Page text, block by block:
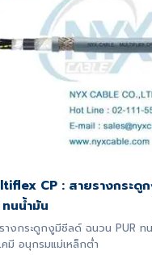
CP : สายรางกระดู
นน้ำมัน
างกระดูกงูมีชีลด์ ฉนวน PUR ท
คมี อนุกรมแม่เหล็กต่ำ